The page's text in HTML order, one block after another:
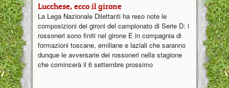
Lucchese, ecco il girone
La Lega Nazionale Dilettanti ha reso note le
composizioni dei gironi del campionato di Serie D: i
rossoneri sono finiti nel girone E in compagnia di
formazioni toscane, emiliane e laziali che saranno
dunque le avversarie dei rossoneri nella stagione
che comincerà il 6 settembre prossimo